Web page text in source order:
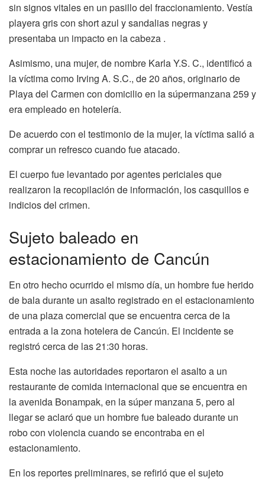
sin signos vitales en un pasillo del fraccionamiento. Vestía
playera gris con short azul y sandalias negras y
presentaba un impacto en la cabeza .
Asimismo, una mujer, de nombre Karla Y.S. C., identificó a
la víctima como Irving A. S.C., de 20 años, originario de
Playa del Carmen con domicilio en la súpermanzana 259 y
era empleado en hotelería.
De acuerdo con el testimonio de la mujer, la víctima salió a
comprar un refresco cuando fue atacado.
El cuerpo fue levantado por agentes periciales que
realizaron la recopilación de información, los casquillos e
indicios del crimen.
Sujeto baleado en
estacionamiento de Cancún
En otro hecho ocurrido el mismo día, un hombre fue herido
de bala durante un asalto registrado en el estacionamiento
de una plaza comercial que se encuentra cerca de la
entrada a la zona hotelera de Cancún. El incidente se
registró cerca de las 21:30 horas.
Esta noche las autoridades reportaron el asalto a un
restaurante de comida internacional que se encuentra en
la avenida Bonampak, en la súper manzana 5, pero al
llegar se aclaró que un hombre fue baleado durante un
robo con violencia cuando se encontraba en el
estacionamiento.
En los reportes preliminares, se refirió que el sujeto